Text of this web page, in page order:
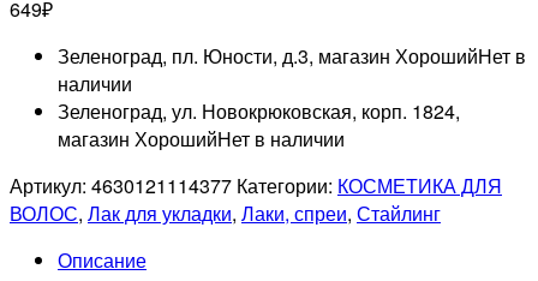
649₽
Зеленоград, пл. Юности, д.3, магазин ХорошийНет в
наличии
Зеленоград, ул. Новокрюковская, корп. 1824,
магазин ХорошийНет в наличии
Артикул: 4630121114377 Категории: КОСМЕТИКА ДЛЯ
ВОЛОС, Лак для укладки, Лаки, спреи, Стайлинг
Описание